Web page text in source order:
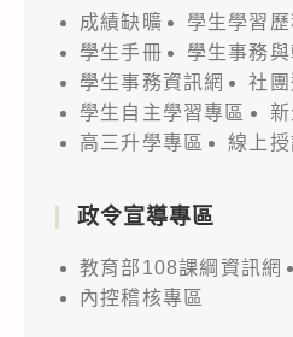
成績缺曠
學生學習
學生手冊
學生事務
學生事務資訊網
社
學生自主學習專區
高三升學專區
線上授
政令宣導專區
教育部108課綱資訊網
內控稽核專區